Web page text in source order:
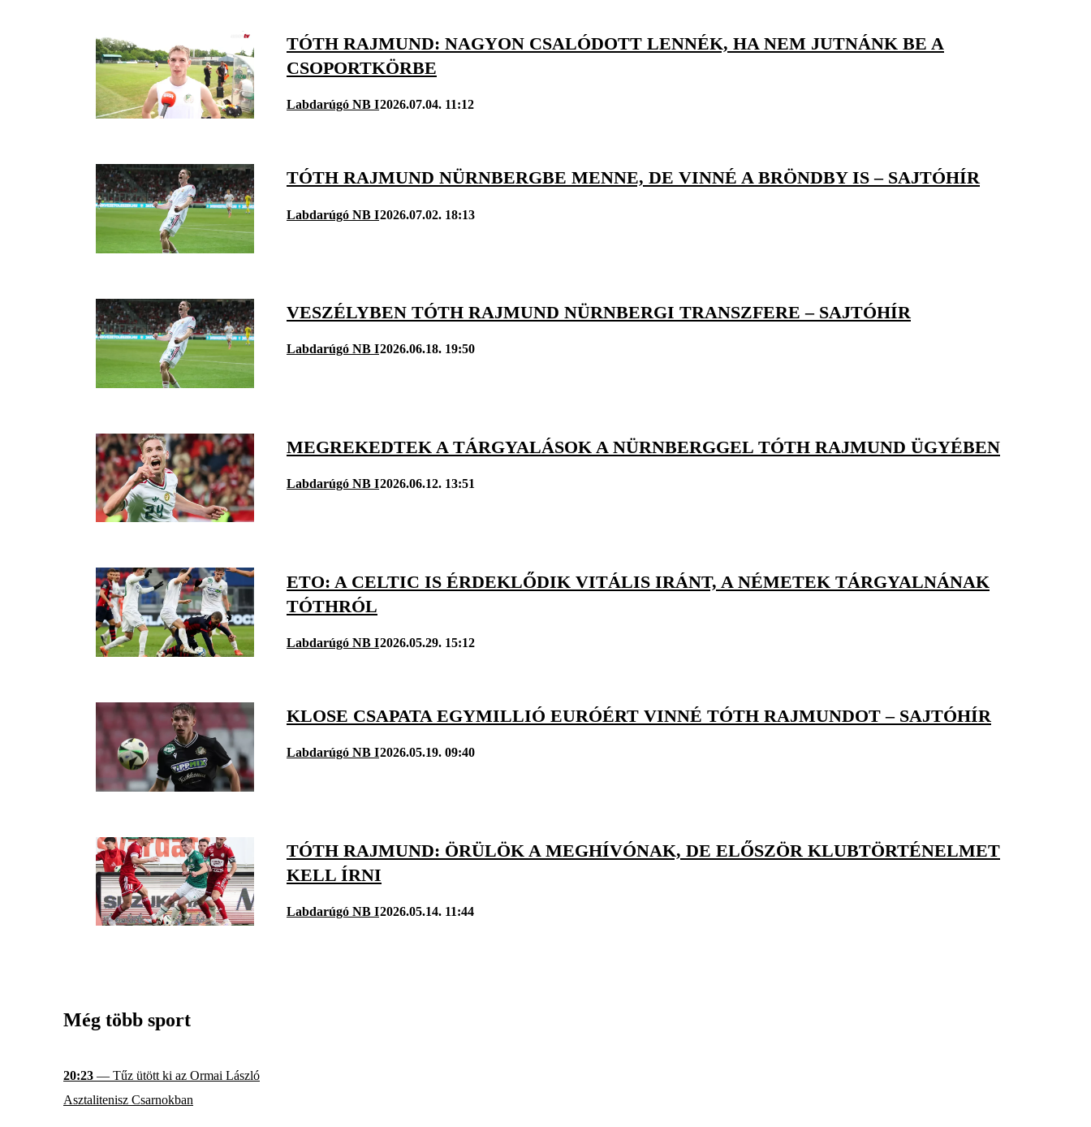
TÓTH RAJMUND: NAGYON CSALÓDOTT LENNÉK, HA NEM JUTNÁNK BE A
CSOPORTKÖRBE
Labdarúgó NB I2026.07.04. 11:12
TÓTH RAJMUND NÜRNBERGBE MENNE, DE VINNÉ A BRÖNDBY IS – SAJTÓHÍR
Labdarúgó NB I2026.07.02. 18:13
VESZÉLYBEN TÓTH RAJMUND NÜRNBERGI TRANSZFERE – SAJTÓHÍR
Labdarúgó NB I2026.06.18. 19:50
MEGREKEDTEK A TÁRGYALÁSOK A NÜRNBERGGEL TÓTH RAJMUND ÜGYÉBEN
Labdarúgó NB I2026.06.12. 13:51
ETO: A CELTIC IS ÉRDEKLŐDIK VITÁLIS IRÁNT, A NÉMETEK TÁRGYALNÁNAK
TÓTHRÓL
Labdarúgó NB I2026.05.29. 15:12
KLOSE CSAPATA EGYMILLIÓ EURÓÉRT VINNÉ TÓTH RAJMUNDOT – SAJTÓHÍR
Labdarúgó NB I2026.05.19. 09:40
TÓTH RAJMUND: ÖRÜLÖK A MEGHÍVÓNAK, DE ELŐSZÖR KLUBTÖRTÉNELMET
KELL ÍRNI
Labdarúgó NB I2026.05.14. 11:44
Még több sport
20:23 — Tűz ütött ki az Ormai László
Asztalitenisz Csarnokban